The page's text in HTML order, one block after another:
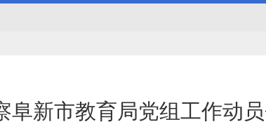
阜新市教育局党组工作动